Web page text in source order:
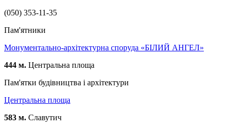
(050) 353-11-35
Пам'ятники
Монументально-архітектурна споруда «БІЛИЙ АНГЕЛ»
444 м. Центральна площа
Пам'ятки будівництва і архітектури
Центральна площа
583 м. Славутич